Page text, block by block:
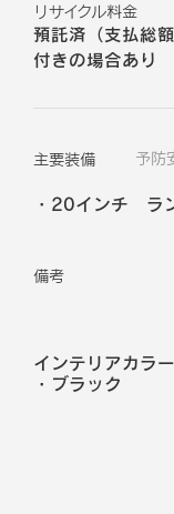
リサイクル料金
預託済（支払総
付きの場合あり
主要装備 予防
20インチ ラ
備考
インテリアカラー
・ ブラック